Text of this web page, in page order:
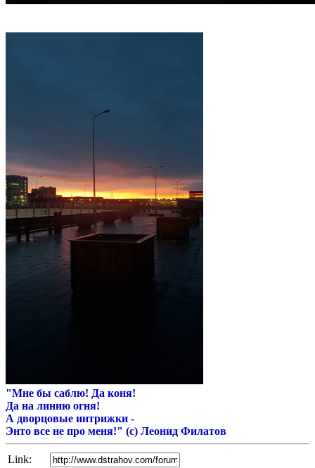
"Мне бы саблю! Да коня!
Да на линию огня!
А дворцовые интрижки -
Энто все не про меня!" (c) Леонид Филатов
Link: